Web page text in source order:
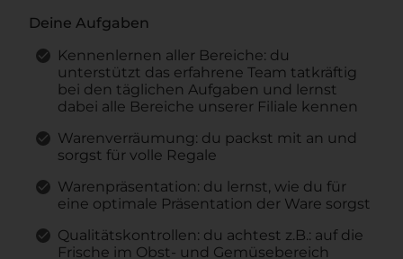
Deine Aufgaben
Kennenlernen aller Bereiche: du
unterstützt das erfahrene Team tatkräftig
bei den täglichen Aufgaben und lernst
dabei alle Bereiche unserer Filiale kennen
Warenverräumung: du packst mit an und
sorgst für volle Regale
Warenpräsentation: du lernst, wie du für
eine optimale Präsentation der Ware sorgst
Qualitätskontrollen: du achtest z.B.: auf die
Frische im Obst- und Gemüsebereich